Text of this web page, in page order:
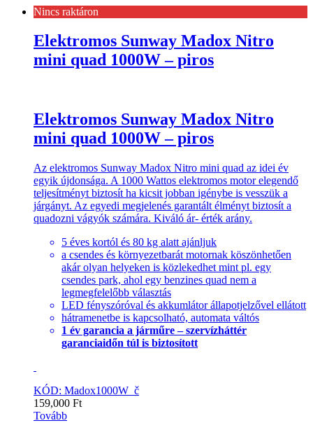
Nincs raktáron
Elektromos Sunway Madox Nitro
mini quad 1000W – piros
Elektromos Sunway Madox Nitro
mini quad 1000W – piros
Az elektromos Sunway Madox Nitro mini quad az idei év
egyik újdonsága. A 1000 Wattos elektromos motor elegendő
teljesítményt biztosít ha kicsit jobban igénybe is vesszük a
járgányt. Az egyedi megjelenés garantált élményt biztosít a
quadozni vágyók számára. Kiváló ár- érték arány.
5 éves kortól és 80 kg alatt ajánljuk
a csendes és környezetbarát motornak köszönhetően
akár olyan helyeken is közlekedhet mint pl. egy
csendes park, ahol egy benzines quad nem a
legmegfelelőbb választás
LED fényszóróval és akkumlátor állapotjelzővel ellátott
hátramenetbe is kapcsolható, automata váltós
1 év garancia a járműre – szervízháttér
garanciaidőn túl is biztosított
KÓD: Madox1000W_č
159,000 Ft
Tovább